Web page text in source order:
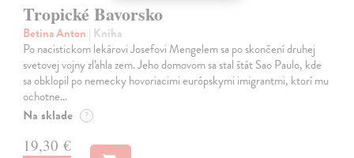
Tropické Bavorsko
Betina Anton | Kniha
Po nacistickom lekárovi Josefovi Mengelem sa po skončení druhej
svetovej vojny zľahla zem. Jeho domovom sa stal štát Sao Paulo, kde
sa obklopil po nemecky hovoriacimi európskymi imigrantmi, ktorí mu
ochotne…
Na sklade ?
19,30 €